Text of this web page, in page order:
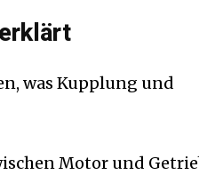
was Kupplung und
Motor und